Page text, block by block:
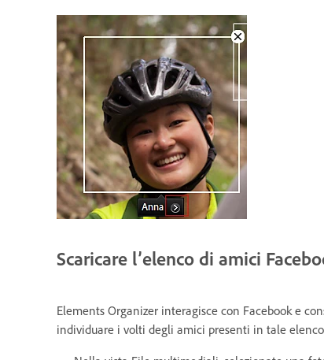
Scaricare l’elenco di amici
Elements Organizer interagisce con Facebook e
individuare i volti degli amici presenti in tale